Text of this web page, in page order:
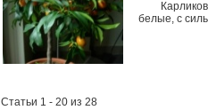
белые, с
Статьи 1 - 20 из 28